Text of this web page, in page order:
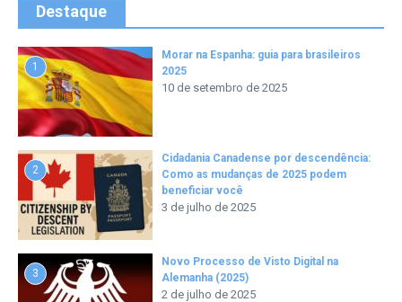
Destaque
1
Morar na Espanha: guia para brasileiros
2025
10 de setembro de 2025
2
Cidadania Canadense por descendência:
Como as mudanças de 2025 podem
beneficiar você
3 de julho de 2025
3
Novo Processo de Visto Digital na
Alemanha (2025)
2 de julho de 2025